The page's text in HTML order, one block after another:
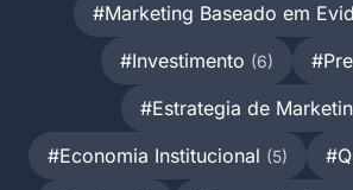
#Marketing Baseado em
#Investimento (6)
#Estrategia de
#Economia Institucional (5)